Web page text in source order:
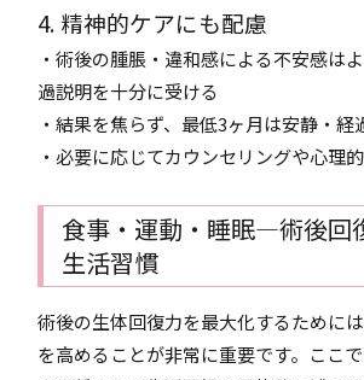
4. 精神的ケアにも配慮
・術後の腫脹・違和感による不安感は
過説明を十分に受ける
・結果を焦らず、最低3ヶ月は安静・経
・必要に応じてカウンセリングや心理
食事・運動・睡眠―術後回
生活習慣
術後の生体回復力を最大化するために
を高めることが非常に重要です。ここ